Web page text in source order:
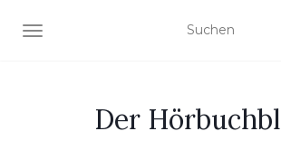
NAVIGATION UMSCHALTEN
Der